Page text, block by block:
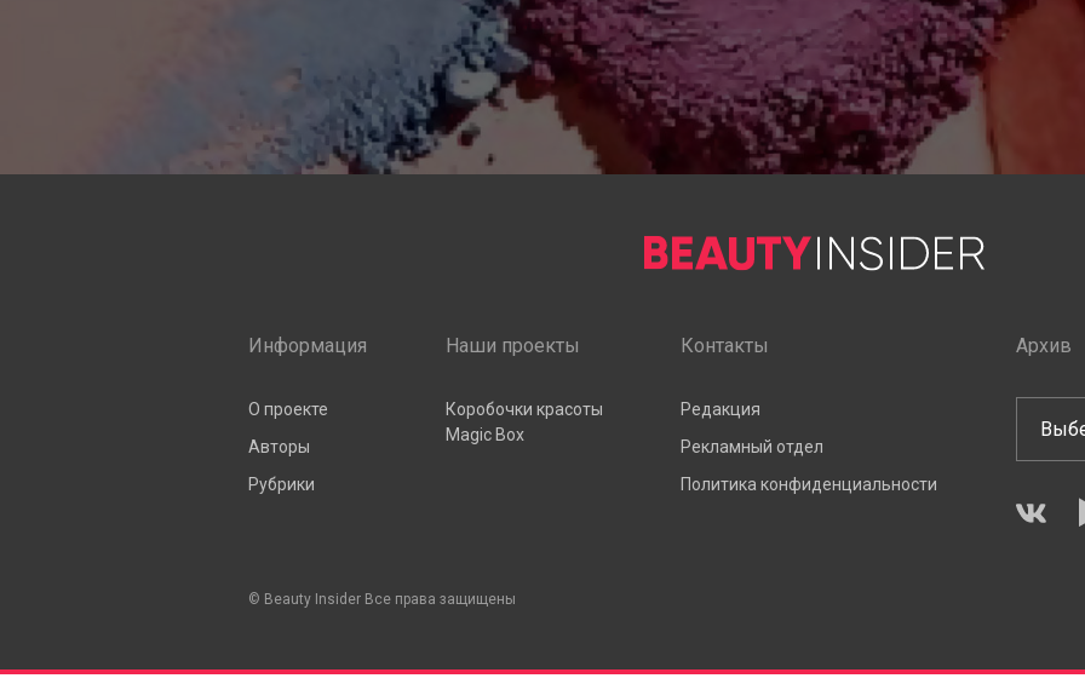
Информация
О проекте
Авторы
Рубрики
Наши проекты
Коробочки красоты
Magic Box
Контакты
Редакция
Рекламный отдел
Политика конфиденциальности
Архив
© Beauty Insider Все права защищены